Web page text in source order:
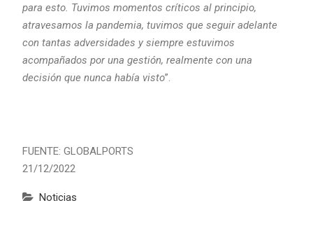
para esto. Tuvimos momentos críticos al principio,
atravesamos la pandemia, tuvimos que seguir adelante
con tantas adversidades y siempre estuvimos
acompañados por una gestión, realmente con una
decisión que nunca había visto”.
FUENTE: GLOBALPORTS
21/12/2022
Noticias